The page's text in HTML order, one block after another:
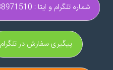
شماره تلگرام و ایتا : 09038971510
پیگیری سفارش در تلگرام